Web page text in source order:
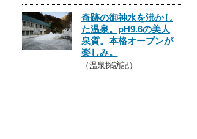
奇跡の御神水を沸かし
た温泉。pH9.6の美人
泉質。本格オープンが
楽しみ。
（温泉探訪記）